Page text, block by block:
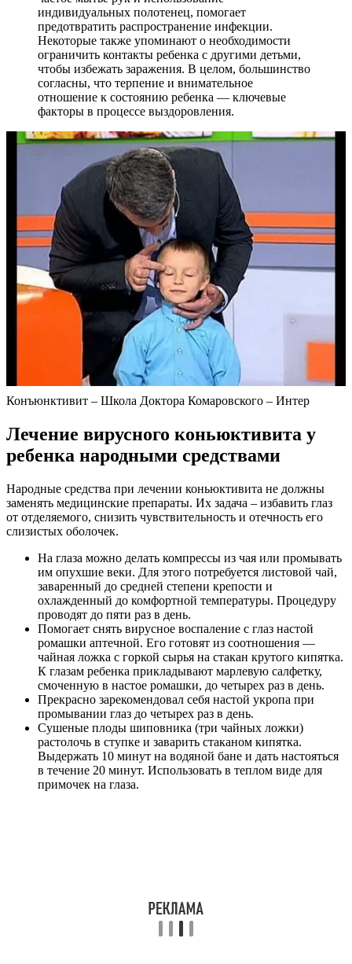
индивидуальных полотенец, помогает
предотвратить распространение инфекции.
Некоторые также упоминают о необходимости
ограничить контакты ребенка с другими детьми,
чтобы избежать заражения. В целом, большинство
согласны, что терпение и внимательное
отношение к состоянию ребенка — ключевые
факторы в процессе выздоровления.
Конъюнктивит – Школа Доктора Комаровского – Интер
Лечение вирусного коньюктивита у
ребенка народными средствами
Народные средства при лечении коньюктивита не должны
заменять медицинские препараты. Их задача – избавить глаз
от отделяемого, снизить чувствительность и отечность его
слизистых оболочек.
На глаза можно делать компрессы из чая или промывать
им опухшие веки. Для этого потребуется листовой чай,
заваренный до средней степени крепости и
охлажденный до комфортной температуры. Процедуру
проводят до пяти раз в день.
Помогает снять вирусное воспаление с глаз настой
ромашки аптечной. Его готовят из соотношения —
чайная ложка с горкой сырья на стакан крутого кипятка.
К глазам ребенка прикладывают марлевую салфетку,
смоченную в настое ромашки, до четырех раз в день.
Прекрасно зарекомендовал себя настой укропа при
промывании глаз до четырех раз в день.
Сушеные плоды шиповника (три чайных ложки)
растолочь в ступке и заварить стаканом кипятка.
Выдержать 10 минут на водяной бане и дать настояться
в течение 20 минут. Использовать в теплом виде для
примочек на глаза.